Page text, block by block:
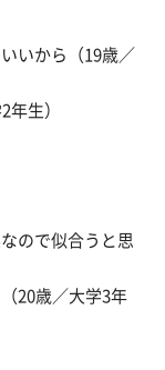
いから（19歳／
年生）
ので似合うと思
20歳／大学3年